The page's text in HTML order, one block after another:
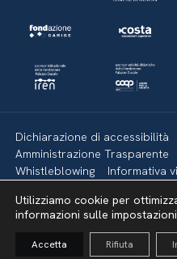
Dichiarazione di accessibilità
Amministrazione Trasparente
Whistleblowing
Informativa
Mappa del sito
Torna su
Utilizziamo cookie per
informazioni sulle impostazioni
Accetta Rifiuta